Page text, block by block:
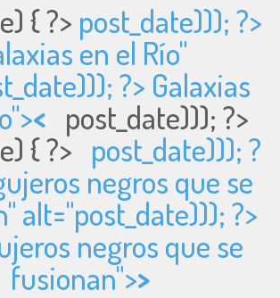
{ ?> post_date))); ?>
en el Río"
?> Galaxias
< post_date))); ?>
{ ?> post_date))); ?
negros que se
alt="post_date))); ?>
negros que se
fusionan">>